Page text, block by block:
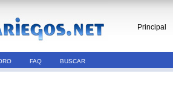
Principal
FAQ BUSCAR